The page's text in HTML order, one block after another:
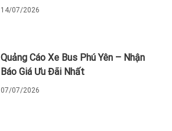
14/07/2026
Quảng Cáo Xe Bus Phú Yên – Nhận
Báo Giá Ưu Đãi Nhất
07/07/2026